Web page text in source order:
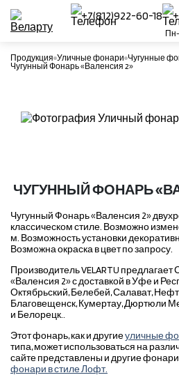
+7(812)922-60-18
Продукция Уличные фонари Чугунные
Чугунный Фонарь «Валенсия 2»
ЧУГУННЫЙ ФОНАРЬ
Чугунный Фонарь «Валенсия 2»
классическом стиле. Возможно
м. Возможность установки
Возможна окраска в цвет по запросу.
Производитель VELARTU
«Валенсия 2» с доставкой в Уфе и
Октябрьский, Белебей, Салават,
Благовещенск, Кумертау, Дюртюли
и Белорецк..
Этот фонарь, как и другиеуличные
типа, может использоваться на
сайте представлены и другие
фонари в стиле Лофт.